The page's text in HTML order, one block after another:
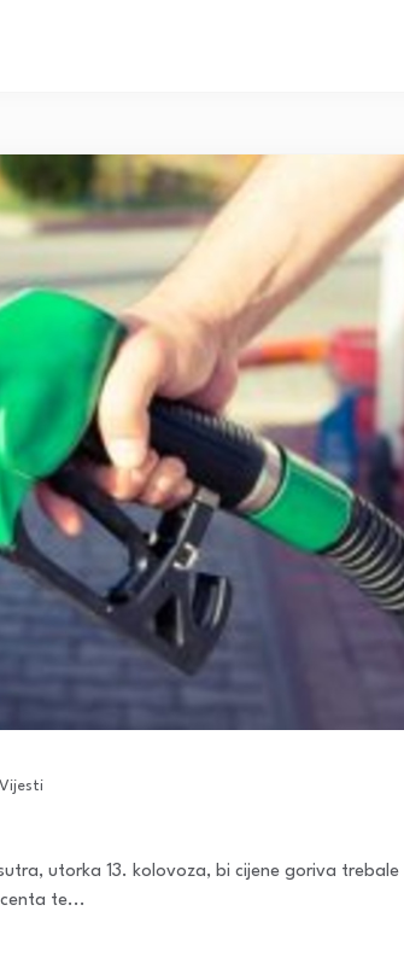
Vijesti
utorka 13. kolovoza, bi cijene goriva trebale
te...